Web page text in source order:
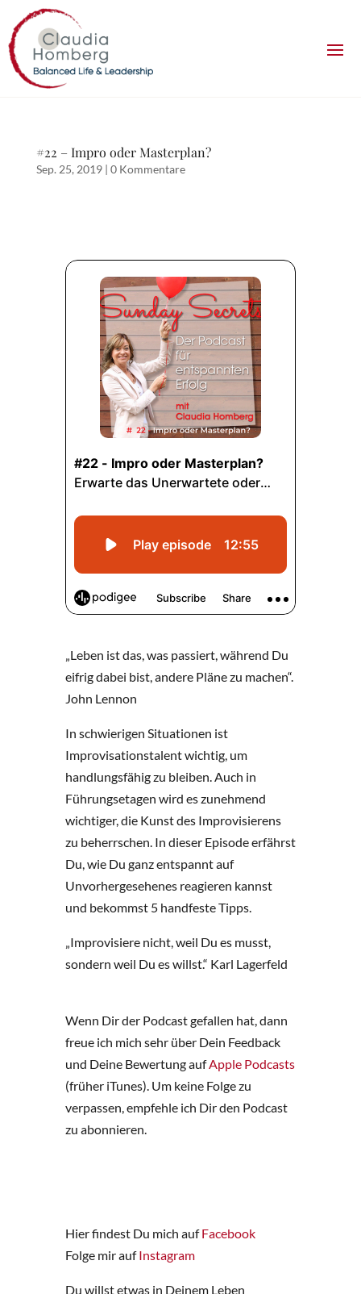
#22 – Impro oder Masterplan?
Sep. 25, 2019| 0 Kommentare
„Leben ist das, was passiert, während Du
eifrig dabei bist, andere Pläne zu machen“.
John Lennon
In schwierigen Situationen ist
Improvisationstalent wichtig, um
handlungsfähig zu bleiben. Auch in
Führungsetagen wird es zunehmend
wichtiger, die Kunst des Improvisierens
zu beherrschen. In dieser Episode erfährst
Du, wie Du ganz entspannt auf
Unvorhergesehenes reagieren kannst
und bekommst 5 handfeste Tipps.
„Improvisiere nicht, weil Du es musst,
sondern weil Du es willst.“ Karl Lagerfeld
Wenn Dir der Podcast gefallen hat, dann
freue ich mich sehr über Dein Feedback
und Deine Bewertung aufApple Podcasts
(früher iTunes). Um keine Folge zu
verpassen, empfehle ich Dir den Podcast
zu abonnieren.
Hier findest Du mich aufFacebook
Folge mir aufInstagram
Du willst etwas in Deinem Leben